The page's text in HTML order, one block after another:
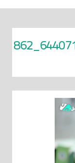
144423632_644071992979434_862